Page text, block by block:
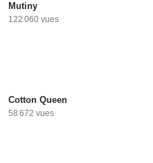
Mutiny
122 060 vues
Cotton Queen
58 672 vues